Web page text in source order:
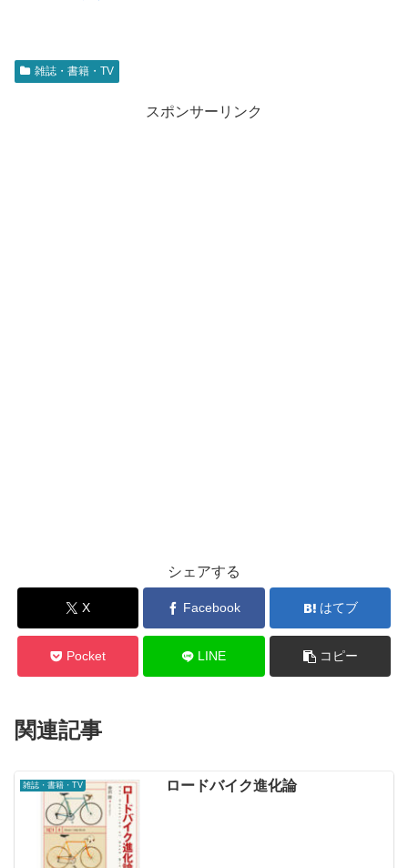
雑誌・書籍・TV
スポンサーリンク
シェアする
X Facebook はてブ
Pocket LINE コピー
関連記事
雑誌・書籍・TV ロードバイク進化論